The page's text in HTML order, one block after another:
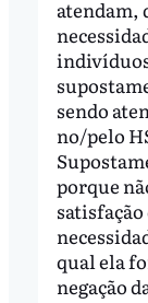
atendam,
sendo
no/pelo
porque
satisfação
qual ela
negação